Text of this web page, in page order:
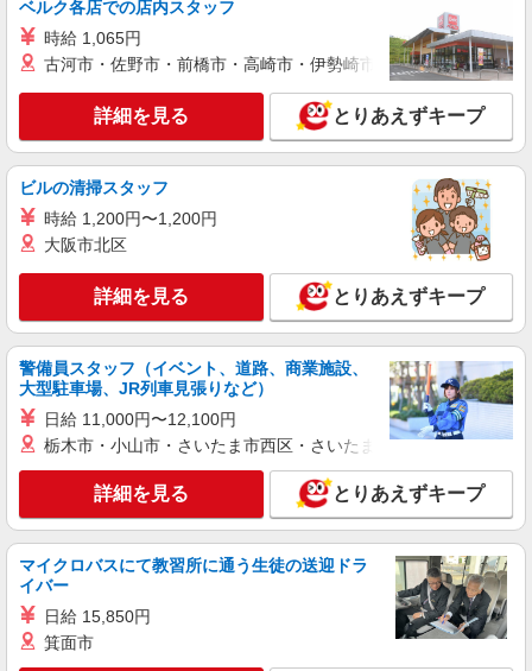
パーソルテンプスタッフ株式会社 名古屋コーディネートセンタ
ー/26-0559364
［時給1550円］長期！ジムのお仕事♪美容に興
時給1550円 【月収例】時給1550円×実働7時間
×月21日＝227,850円
●JR・名鉄・地下鉄桜通線・近鉄・あおなみ線も
キープ 詳細を見る
パーソルテンプスタッフ株式会社 名古屋コーディネートセンタ
ー/26-0460786
＼月収27万以上／お休み相談気軽にOKです＊
タイパGOOD♪ゆったり事務サポ
時給1700円
愛知県名古屋市中村区／最寄駅：名古屋駅、名
い日も通勤ラクチン♪
キープ 詳細を見る
派遣社員
パーソルエクセルHRパートナーズ株式会社
賃貸契約に関する事務のオシゴト
ベルク各店での店内スタッフ
時給 1,065円
古河市・佐野市・前橋市・高崎市・伊勢崎市・太田市・館林市
詳細を見る とりあえずキープ
ビルの清掃スタッフ
時給 1,200円〜1,200円
大阪市北区
詳細を見る とりあえずキープ
警備員スタッフ（イベント、道路、商業施設、
大型駐車場、JR列車見張りなど）
日給 11,000円〜12,100円
栃木市・小山市・さいたま市西区・さいたま市岩槻区・久喜市・
詳細を見る とりあえずキープ
マイクロバスにて教習所に通う生徒の送迎ドラ
イバー
日給 15,850円
箕面市